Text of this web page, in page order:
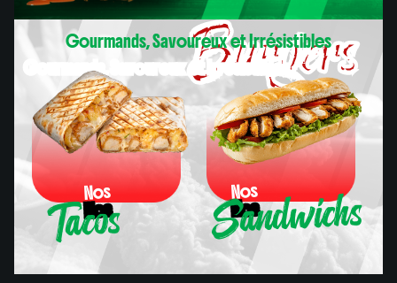
Burgers
Gourmands, Savoureux et Irrésistibles
Gourmands, Savoureux et Irrésistibles
Nos
Nos
Tacos
Nos
Nos
Sandwichs